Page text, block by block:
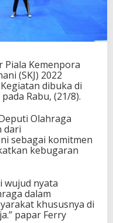
Piala Kemenpora
(SKJ) 2022
dibuka di
Rabu, (21/8).
Olahraga
dari
sebagai komitmen
kebugaran
wujud nyata
dalam
khususnya di
papar Ferry